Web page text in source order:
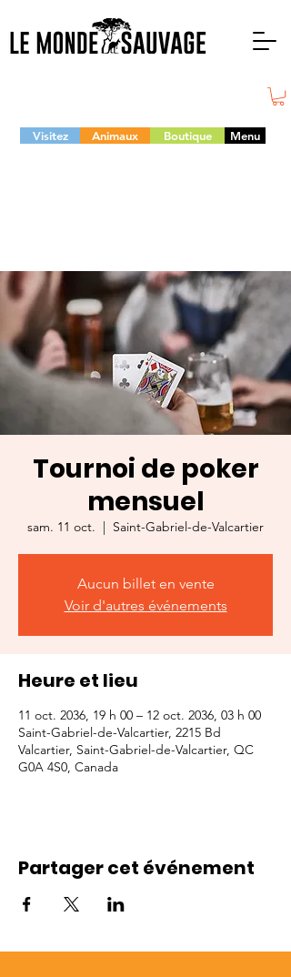
Visitez Animaux Boutique Menu
Tournoi de poker
mensuel
sam. 11 oct.
  |
Saint-Gabriel-de-Valcartier
Aucun billet en vente
Voir d'autres événements
Heure et lieu
11 oct. 2036, 19 h 00 – 12 oct. 2036, 03 h 00
Saint-Gabriel-de-Valcartier, 2215 Bd
Valcartier, Saint-Gabriel-de-Valcartier, QC
G0A 4S0, Canada
Partager cet événement